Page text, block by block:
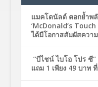
แมคโดนัลด์ ตอกย้ำพ
‘McDonald’s
ได้มีโอกาสสัมผัสควา
“บีไชน์ ไบโอ โปร ซี
แถม 1 เพียง 49 บาท